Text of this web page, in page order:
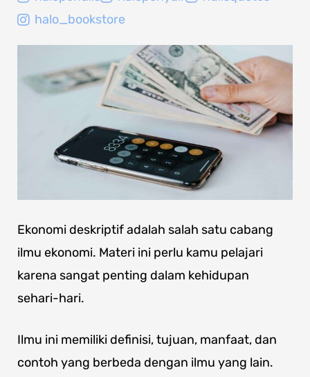
halo_bookstore
Ekonomi deskriptif adalah salah satu cabang
ilmu ekonomi. Materi ini perlu kamu pelajari
karena sangat penting dalam kehidupan
sehari-hari.
Ilmu ini memiliki definisi, tujuan, manfaat, dan
contoh yang berbeda dengan ilmu yang lain.